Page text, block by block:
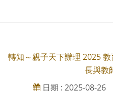
轉知～親子天下辦理 2025
長與教
日期 : 2025-08-26